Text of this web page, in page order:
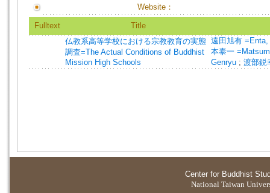
Website：
Fulltext
Title
仏教系高等学校における宗教教育の実態
調査=The Actual Conditions of Buddhist
Mission High Schools
遠田旭有
本泰一
Genryu ; 渡部鋭
Center for Buddhist
National Taiwan